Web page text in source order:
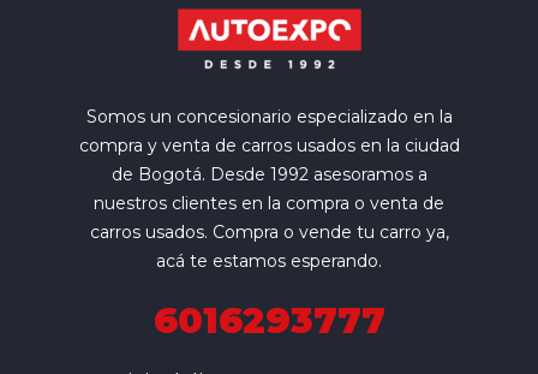
Somos un concesionario especializado en la
compra y venta de carros usados en la ciudad
de Bogotá. Desde 1992 asesoramos a
nuestros clientes en la compra o venta de
carros usados. Compra o vende tu carro ya,
acá te estamos esperando.
6016293777